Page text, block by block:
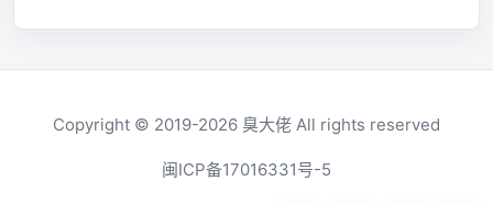
Copyright © 2019-2026 臭大佬 All rights reserved
闽ICP备17016331号-5